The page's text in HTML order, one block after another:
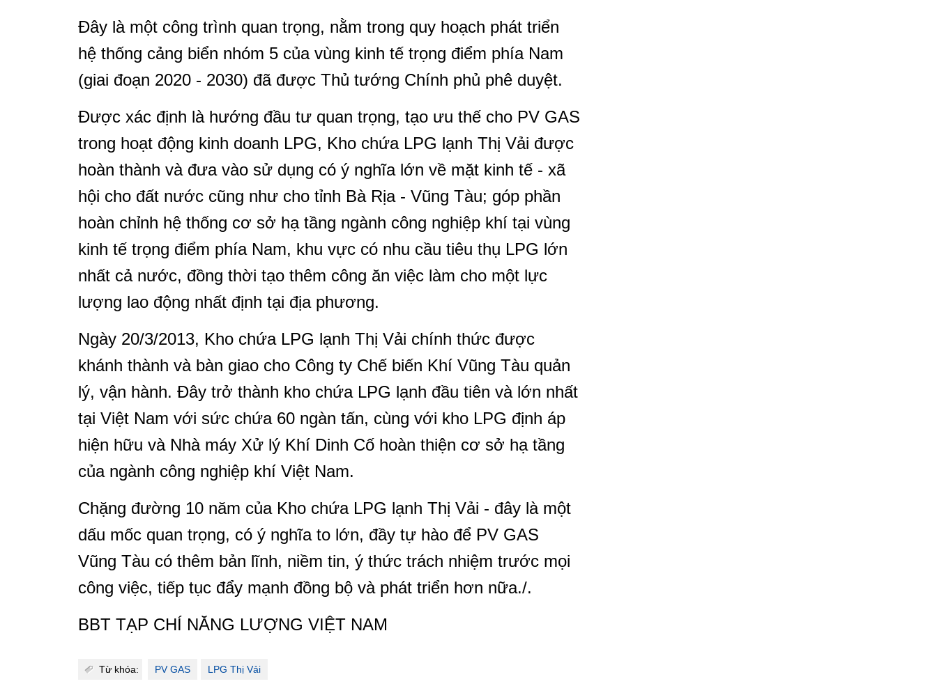
Đây là một công trình quan trọng, nằm trong quy hoạch phát triển
hệ thống cảng biển nhóm 5 của vùng kinh tế trọng điểm phía Nam
(giai đoạn 2020 - 2030) đã được Thủ tướng Chính phủ phê duyệt.
Được xác định là hướng đầu tư quan trọng, tạo ưu thế cho PV GAS
trong hoạt động kinh doanh LPG, Kho chứa LPG lạnh Thị Vải được
hoàn thành và đưa vào sử dụng có ý nghĩa lớn về mặt kinh tế - xã
hội cho đất nước cũng như cho tỉnh Bà Rịa - Vũng Tàu; góp phần
hoàn chỉnh hệ thống cơ sở hạ tầng ngành công nghiệp khí tại vùng
kinh tế trọng điểm phía Nam, khu vực có nhu cầu tiêu thụ LPG lớn
nhất cả nước, đồng thời tạo thêm công ăn việc làm cho một lực
lượng lao động nhất định tại địa phương.
Ngày 20/3/2013, Kho chứa LPG lạnh Thị Vải chính thức được
khánh thành và bàn giao cho Công ty Chế biến Khí Vũng Tàu quản
lý, vận hành. Đây trở thành kho chứa LPG lạnh đầu tiên và lớn nhất
tại Việt Nam với sức chứa 60 ngàn tấn, cùng với kho LPG định áp
hiện hữu và Nhà máy Xử lý Khí Dinh Cố hoàn thiện cơ sở hạ tầng
của ngành công nghiệp khí Việt Nam.
Chặng đường 10 năm của Kho chứa LPG lạnh Thị Vải - đây là một
dấu mốc quan trọng, có ý nghĩa to lớn, đầy tự hào để PV GAS
Vũng Tàu có thêm bản lĩnh, niềm tin, ý thức trách nhiệm trước mọi
công việc, tiếp tục đẩy mạnh đồng bộ và phát triển hơn nữa./.
BBT TẠP CHÍ NĂNG LƯỢNG VIỆT NAM
Từ khóa: PV GAS LPG Thị Vải